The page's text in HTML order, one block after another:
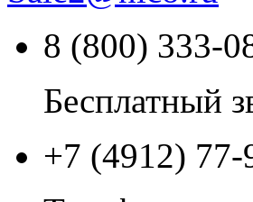
8 (800) 333-
Бесплатный
+7 (4912) 77-